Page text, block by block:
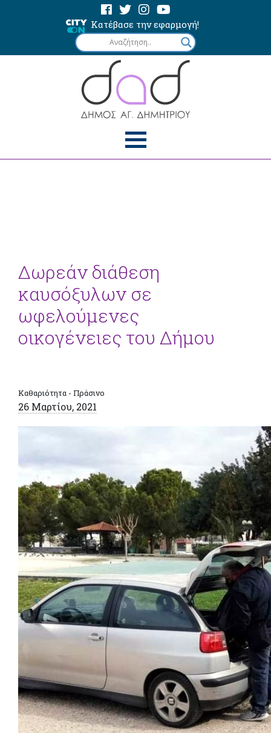
Κατέβασε την εφαρμογή!
Δωρεάν διάθεση
καυσόξυλων σε
ωφελούμενες
οικογένειες του Δήμου
Καθαριότητα - Πράσινο
26 Μαρτίου, 2021